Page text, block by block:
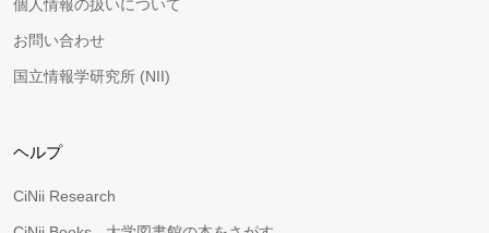
個人情報の扱いについて
お問い合わせ
国立情報学研究所 (NII)
ヘルプ
CiNii Research